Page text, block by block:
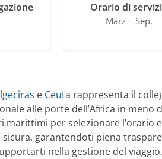
Orario di
März – Sep.
e Ceuta rappresenta il
alle porte dell’Africa in
marittimi per selezionare l’orario
sicura, garantendoti piena
nella gestione del